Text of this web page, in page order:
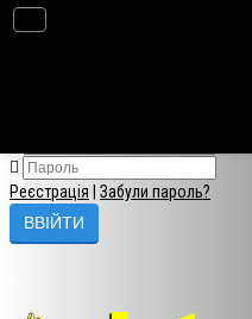
Реєстрація Забули пароль?